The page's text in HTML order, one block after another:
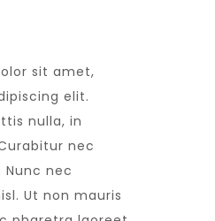
sit amet,
elit.
nulla, in
nec
nec
Ut non mauris